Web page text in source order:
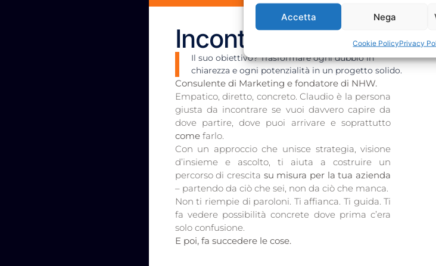
Accetta Nega
Cookie PolicyPrivacy
Incontra Claudio
Il suo obiettivo? Trasformare ogni dubbio in
chiarezza e ogni potenzialità in un progetto solido.
Consulente di Marketing e fondatore di NHW.
Empatico, diretto, concreto. Claudio è la persona
giusta da incontrare se vuoi davvero capire da
dove partire, dove puoi arrivare e soprattutto
comefarlo.
Con un approccio che unisce strategia, visione
d’insieme e ascolto, ti aiuta a costruire un
percorso di crescita su misura per la tua azienda
– partendo da ciò che sei, non da ciò che manca.
Non ti riempie di paroloni. Ti affianca. Ti guida. Ti
fa vedere possibilità concrete dove prima c’era
solo confusione.
E poi, fa succedere le cose.